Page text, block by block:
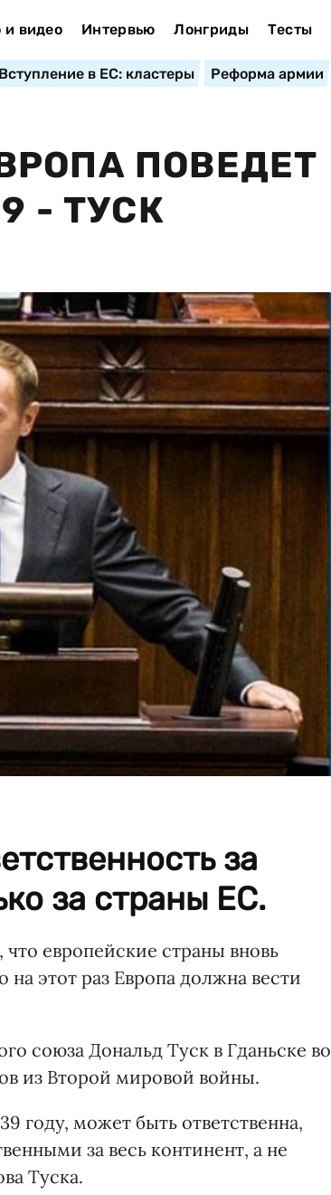
и видео Интервью Лонгриды Тесты
Вступление в ЕС: кластеры Реформа армии
ПОВЕДЕТ
- ТУСК
за
за страны ЕС.
европейские страны вновь
на этот раз Европа должна вести
союза Дональд Туск в Гданьске во
из Второй мировой войны.
году, может быть ответственна,
за весь континент, а не
Туска.